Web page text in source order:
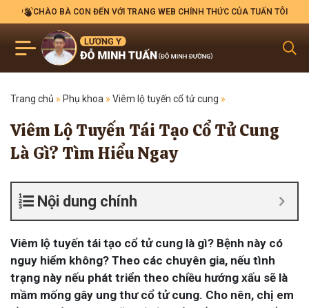
CHÀO BÀ CON ĐẾN VỚI TRANG WEB CHÍNH THỨC CỦA TUẤN TÔI
Trang chủ » Phụ khoa » Viêm lộ tuyến cổ tử cung »
Viêm Lộ Tuyến Tái Tạo Cổ Tử Cung
Là Gì? Tìm Hiểu Ngay
Nội dung chính
Viêm lộ tuyến tái tạo cổ tử cung là gì? Bệnh này có
nguy hiểm không? Theo các chuyên gia, nếu tình
trạng này nếu phát triển theo chiều hướng xấu sẽ là
mầm mống gây ung thư cổ tử cung. Cho nên, chị em